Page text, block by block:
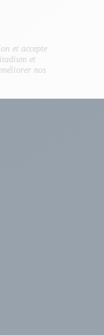
et accepte
et
nos